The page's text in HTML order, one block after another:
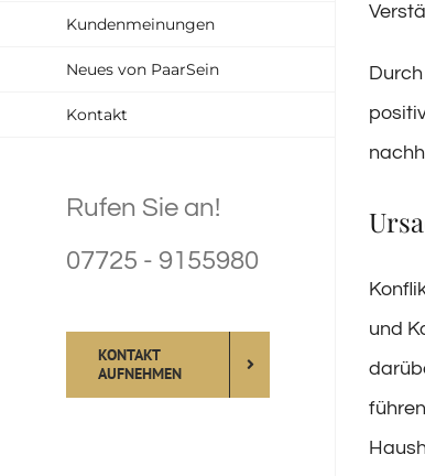
Kundenmeinungen
Neues von PaarSein
Kontakt
Rufen Sie an!
07725 - 9155980
KONTAKT
AUFNEHMEN
und